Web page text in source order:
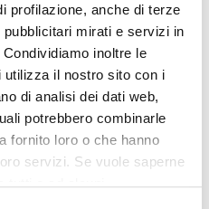
profilazione, anche di terze
mirati e servizi in
inoltre le
utilizza il nostro sito con i
di analisi dei dati web,
potrebbero combinarle
fornito loro o che hanno
servizi. Se vuole saperne
tutti o ad alcuni
BRIGHT-ESSENCE
€ 43,00